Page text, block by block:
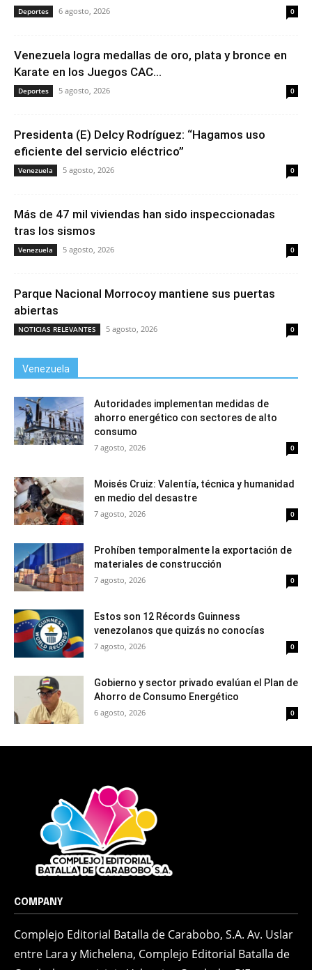
Deportes 6 agosto, 2026 0
Venezuela logra medallas de oro, plata y bronce en
Karate en los Juegos CAC...
Deportes 5 agosto, 2026 0
Presidenta (E) Delcy Rodríguez: “Hagamos uso
eficiente del servicio eléctrico”
Venezuela 5 agosto, 2026 0
Más de 47 mil viviendas han sido inspeccionadas
tras los sismos
Venezuela 5 agosto, 2026 0
Parque Nacional Morrocoy mantiene sus puertas
abiertas
NOTICIAS RELEVANTES 5 agosto, 2026 0
Venezuela
Autoridades implementan medidas de
ahorro energético con sectores de alto
consumo
7 agosto, 2026 0
Moisés Cruiz: Valentía, técnica y humanidad
en medio del desastre
7 agosto, 2026 0
Prohíben temporalmente la exportación de
materiales de construcción
7 agosto, 2026 0
Estos son 12 Récords Guinness
venezolanos que quizás no conocías
7 agosto, 2026 0
Gobierno y sector privado evalúan el Plan de
Ahorro de Consumo Energético
6 agosto, 2026 0
COMPANY
Complejo Editorial Batalla de Carabobo, S.A. Av. Uslar
entre Lara y Michelena, Complejo Editorial Batalla de